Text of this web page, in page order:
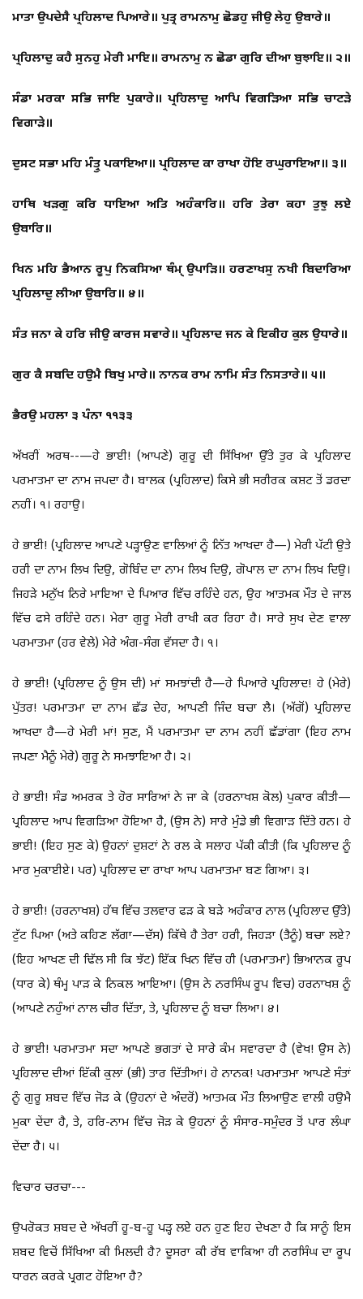
ਮਾਤਾ ਉਪਦੇਸੈ ਪ੍ਰਹਿਲਾਦ ਪਿਆਰੇ॥ ਪੁਤ੍ਰ ਰਾਮਨਾਮੁ ਛੋਡਹੁ ਜੀਉ ਲੇਹੁ ਉਬਾਰੇ॥
ਪ੍ਰਹਿਲਾਦੁ ਕਹੈ ਸੁਨਹੁ ਮੇਰੀ ਮਾਇ॥ ਰਾਮਨਾਮੁ ਨ ਛੋਡਾ ਗੁਰਿ ਦੀਆ ਬੁਝਾਇ॥ ੨॥
ਸੰਡਾ ਮਰਕਾ ਸਭਿ ਜਾਇ ਪੁਕਾਰੇ॥ ਪ੍ਰਹਿਲਾਦੁ ਆਪਿ ਵਿਗੜਿਆ ਸਭਿ ਚਾਟੜੇ
ਵਿਗਾੜੇ॥
ਦੁਸਟ ਸਭਾ ਮਹਿ ਮੰਤ੍ਰੁ ਪਕਾਇਆ॥ ਪ੍ਰਹਿਲਾਦ ਕਾ ਰਾਖਾ ਹੋਇ ਰਘੁਰਾਇਆ॥ ੩॥
ਹਾਥਿ ਖੜਗੁ ਕਰਿ ਧਾਇਆ ਅਤਿ ਅਹੰਕਾਰਿ॥ ਹਰਿ ਤੇਰਾ ਕਹਾ ਤੁਝੁ ਲਏ
ਉਬਾਰਿ॥
ਖਿਨ ਮਹਿ ਭੈਆਨ ਰੂਪੁ ਨਿਕਸਿਆ ਥੰਮੑ ਉਪਾੜਿ॥ ਹਰਣਾਖਸੁ ਨਖੀ ਬਿਦਾਰਿਆ
ਪ੍ਰਹਿਲਾਦੁ ਲੀਆ ਉਬਾਰਿ॥ ੪॥
ਸੰਤ ਜਨਾ ਕੇ ਹਰਿ ਜੀਉ ਕਾਰਜ ਸਵਾਰੇ॥ ਪ੍ਰਹਿਲਾਦ ਜਨ ਕੇ ਇਕੀਹ ਕੁਲ ਉਧਾਰੇ॥
ਗੁਰ ਕੈ ਸਬਦਿ ਹਉਮੈ ਬਿਖੁ ਮਾਰੇ॥ ਨਾਨਕ ਰਾਮ ਨਾਮਿ ਸੰਤ ਨਿਸਤਾਰੇ॥ ੫॥
ਭੈਰਉ ਮਹਲਾ ੩ ਪੰਨਾ ੧੧੩੩
ਅੱਖਰੀਂ ਅਰਥ--—ਹੇ ਭਾਈ! (ਆਪਣੇ) ਗੁਰੂ ਦੀ ਸਿੱਖਿਆ ਉੱਤੇ ਤੁਰ ਕੇ ਪ੍ਰਹਿਲਾਦ
ਪਰਮਾਤਮਾ ਦਾ ਨਾਮ ਜਪਦਾ ਹੈ। ਬਾਲਕ (ਪ੍ਰਹਿਲਾਦ) ਕਿਸੇ ਭੀ ਸਰੀਰਕ ਕਸ਼ਟ ਤੋਂ ਡਰਦਾ
ਨਹੀਂ। ੧। ਰਹਾਉ।
ਹੇ ਭਾਈ! (ਪ੍ਰਹਿਲਾਦ ਆਪਣੇ ਪੜ੍ਹਾਉਣ ਵਾਲਿਆਂ ਨੂੰ ਨਿੱਤ ਆਖਦਾ ਹੈ—) ਮੇਰੀ ਪੱਟੀ ਉਤੇ
ਹਰੀ ਦਾ ਨਾਮ ਲਿਖ ਦਿਉ, ਗੋਬਿੰਦ ਦਾ ਨਾਮ ਲਿਖ ਦਿਉ, ਗੋਪਾਲ ਦਾ ਨਾਮ ਲਿਖ ਦਿਉ।
ਜਿਹੜੇ ਮਨੁੱਖ ਨਿਰੇ ਮਾਇਆ ਦੇ ਪਿਆਰ ਵਿੱਚ ਰਹਿੰਦੇ ਹਨ, ਉਹ ਆਤਮਕ ਮੌਤ ਦੇ ਜਾਲ
ਵਿੱਚ ਫਸੇ ਰਹਿੰਦੇ ਹਨ। ਮੇਰਾ ਗੁਰੂ ਮੇਰੀ ਰਾਖੀ ਕਰ ਰਿਹਾ ਹੈ। ਸਾਰੇ ਸੁਖ ਦੇਣ ਵਾਲਾ
ਪਰਮਾਤਮਾ (ਹਰ ਵੇਲੇ) ਮੇਰੇ ਅੰਗ-ਸੰਗ ਵੱਸਦਾ ਹੈ। ੧।
ਹੇ ਭਾਈ! (ਪ੍ਰਹਿਲਾਦ ਨੂੰ ਉਸ ਦੀ) ਮਾਂ ਸਮਝਾਂਦੀ ਹੈ—ਹੇ ਪਿਆਰੇ ਪ੍ਰਹਿਲਾਦ! ਹੇ (ਮੇਰੇ)
ਪੁੱਤਰ! ਪਰਮਾਤਮਾ ਦਾ ਨਾਮ ਛੱਡ ਦੇਹ, ਆਪਣੀ ਜਿੰਦ ਬਚਾ ਲੈ। (ਅੱਗੋਂ) ਪ੍ਰਹਿਲਾਦ
ਆਖਦਾ ਹੈ—ਹੇ ਮੇਰੀ ਮਾਂ! ਸੁਣ, ਮੈਂ ਪਰਮਾਤਮਾ ਦਾ ਨਾਮ ਨਹੀਂ ਛੱਡਾਂਗਾ (ਇਹ ਨਾਮ
ਜਪਣਾ ਮੈਨੂੰ ਮੇਰੇ) ਗੁਰੂ ਨੇ ਸਮਝਾਇਆ ਹੈ। ੨।
ਹੇ ਭਾਈ! ਸੰਡ ਅਮਰਕ ਤੇ ਹੋਰ ਸਾਰਿਆਂ ਨੇ ਜਾ ਕੇ (ਹਰਨਾਖਸ਼ ਕੋਲ) ਪੁਕਾਰ ਕੀਤੀ—
ਪ੍ਰਹਿਲਾਦ ਆਪ ਵਿਗੜਿਆ ਹੋਇਆ ਹੈ, (ਉਸ ਨੇ) ਸਾਰੇ ਮੁੰਡੇ ਭੀ ਵਿਗਾੜ ਦਿੱਤੇ ਹਨ। ਹੇ
ਭਾਈ! (ਇਹ ਸੁਣ ਕੇ) ਉਹਨਾਂ ਦੁਸ਼ਟਾਂ ਨੇ ਰਲ ਕੇ ਸਲਾਹ ਪੱਕੀ ਕੀਤੀ (ਕਿ ਪ੍ਰਹਿਲਾਦ ਨੂੰ
ਮਾਰ ਮੁਕਾਈਏ। ਪਰ) ਪ੍ਰਹਿਲਾਦ ਦਾ ਰਾਖਾ ਆਪ ਪਰਮਾਤਮਾ ਬਣ ਗਿਆ। ੩।
ਹੇ ਭਾਈ! (ਹਰਨਾਖਸ਼) ਹੱਥ ਵਿੱਚ ਤਲਵਾਰ ਫੜ ਕੇ ਬੜੇ ਅਹੰਕਾਰ ਨਾਲ (ਪ੍ਰਹਿਲਾਦ ਉੱਤੇ)
ਟੁੱਟ ਪਿਆ (ਅਤੇ ਕਹਿਣ ਲੱਗਾ—ਦੱਸ) ਕਿੱਥੇ ਹੈ ਤੇਰਾ ਹਰੀ, ਜਿਹੜਾ (ਤੈਨੂੰ) ਬਚਾ ਲਏ?
(ਇਹ ਆਖਣ ਦੀ ਢਿੱਲ ਸੀ ਕਿ ਝੱਟ) ਇੱਕ ਖਿਨ ਵਿੱਚ ਹੀ (ਪਰਮਾਤਮਾ) ਭਿਆਨਕ ਰੂਪ
(ਧਾਰ ਕੇ) ਥੰਮ੍ਹ ਪਾੜ ਕੇ ਨਿਕਲ ਆਇਆ। (ਉਸ ਨੇ ਨਰਸਿੰਘ ਰੂਪ ਵਿਚ) ਹਰਨਾਖਸ਼ ਨੂੰ
(ਆਪਣੇ ਨਹੁੰਆਂ ਨਾਲ ਚੀਰ ਦਿੱਤਾ, ਤੇ, ਪ੍ਰਹਿਲਾਦ ਨੂੰ ਬਚਾ ਲਿਆ। ੪।
ਹੇ ਭਾਈ! ਪਰਮਾਤਮਾ ਸਦਾ ਆਪਣੇ ਭਗਤਾਂ ਦੇ ਸਾਰੇ ਕੰਮ ਸਵਾਰਦਾ ਹੈ (ਵੇਖ! ਉਸ ਨੇ)
ਪ੍ਰਹਿਲਾਦ ਦੀਆਂ ਇੱਕੀ ਕੁਲਾਂ (ਭੀ) ਤਾਰ ਦਿੱਤੀਆਂ। ਹੇ ਨਾਨਕ! ਪਰਮਾਤਮਾ ਆਪਣੇ ਸੰਤਾਂ
ਨੂੰ ਗੁਰੂ ਸ਼ਬਦ ਵਿੱਚ ਜੋੜ ਕੇ (ਉਹਨਾਂ ਦੇ ਅੰਦਰੋਂ) ਆਤਮਕ ਮੌਤ ਲਿਆਉਣ ਵਾਲੀ ਹਉਮੈ
ਮੁਕਾ ਦੇਂਦਾ ਹੈ, ਤੇ, ਹਰਿ-ਨਾਮ ਵਿੱਚ ਜੋੜ ਕੇ ਉਹਨਾਂ ਨੂੰ ਸੰਸਾਰ-ਸਮੁੰਦਰ ਤੋਂ ਪਾਰ ਲੰਘਾ
ਦੇਂਦਾ ਹੈ। ੫।
ਵਿਚਾਰ ਚਰਚਾ---
ਉਪਰੋਕਤ ਸ਼ਬਦ ਦੇ ਅੱਖਰੀਂ ਹੂ-ਬ-ਹੂ ਪੜ੍ਹ ਲਏ ਹਨ ਹੁਣ ਇਹ ਦੇਖਣਾ ਹੈ ਕਿ ਸਾਨੂੰ ਇਸ
ਸ਼ਬਦ ਵਿਚੋਂ ਸਿੱਖਿਆ ਕੀ ਮਿਲਦੀ ਹੈ? ਦੂਸਰਾ ਕੀ ਰੱਬ ਵਾਕਿਆ ਹੀ ਨਰਸਿੰਘ ਦਾ ਰੂਪ
ਧਾਰਨ ਕਰਕੇ ਪ੍ਰਗਟ ਹੋਇਆ ਹੈ?